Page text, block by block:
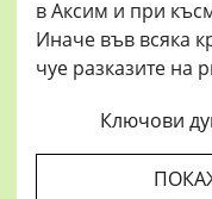
в Аксим и при
Иначе във всяка
чуе разказите на
Ключови